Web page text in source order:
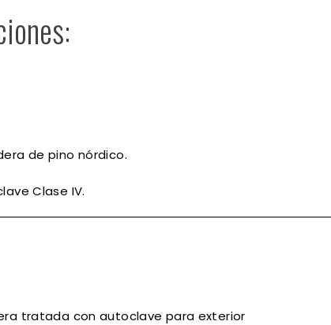
de pino nórdico.
Clase IV.
tratada con autoclave para exterior